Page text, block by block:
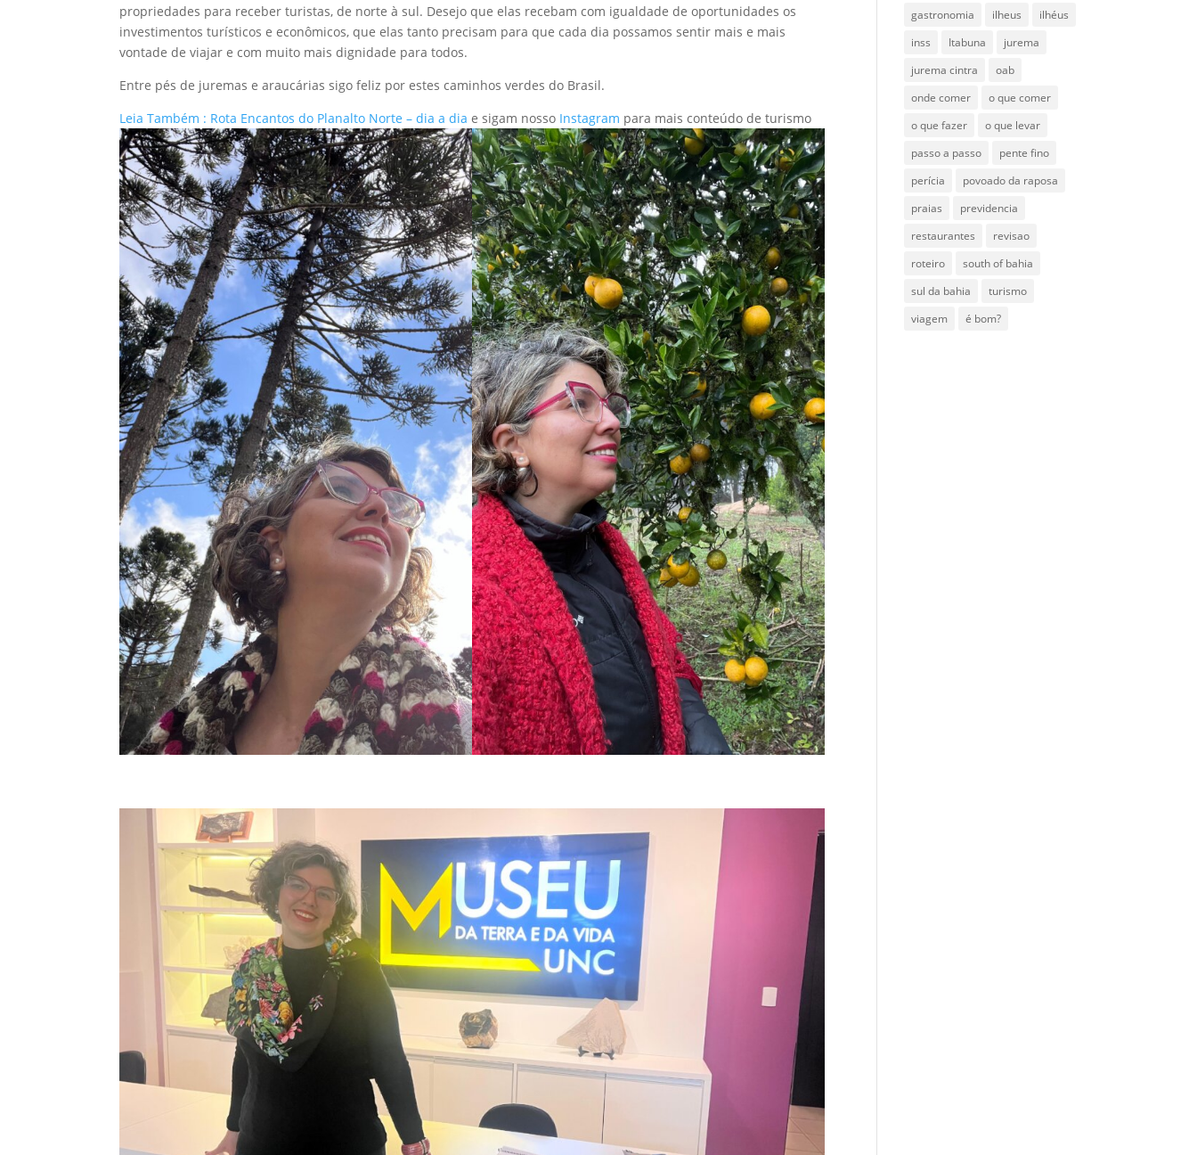
propriedades para receber turistas, de norte à sul. Desejo que elas recebam com igualdade de oportunidades os
investimentos turísticos e econômicos, que elas tanto precisam para que cada dia possamos sentir mais e mais
vontade de viajar e com muito mais dignidade para todos.
Entre pés de juremas e araucárias sigo feliz por estes caminhos verdes do Brasil.
Leia Também : Rota Encantos do Planalto Norte – dia a diae sigam nosso Instagram para mais conteúdo de turismo
gastronomia
ilheus
ilhéus
inss
Itabuna
jurema
jurema cintra
oab
onde comer
o que comer
o que fazer
o que levar
passo a passo
pente fino
perícia
povoado da raposa
praias
previdencia
restaurantes
revisao
roteiro
south of bahia
sul da bahia
turismo
viagem
é bom?